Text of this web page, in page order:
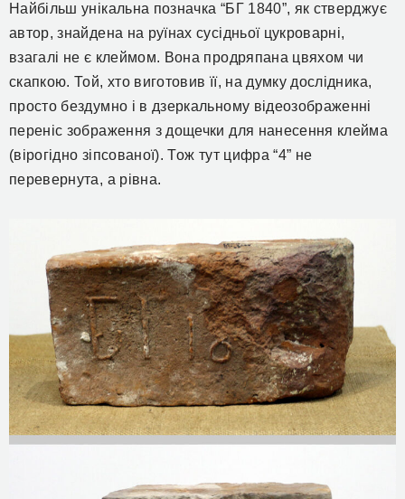
Найбільш унікальна позначка “БГ 1840”, як стверджує
автор, знайдена на руїнах сусідньої цукроварні,
взагалі не є клеймом. Вона продряпана цвяхом чи
скапкою. Той, хто виготовив її, на думку дослідника,
просто бездумно і в дзеркальному відеозображенні
переніс зображення з дощечки для нанесення клейма
(вірогідно зіпсованої). Тож тут цифра “4” не
перевернута, а рівна.